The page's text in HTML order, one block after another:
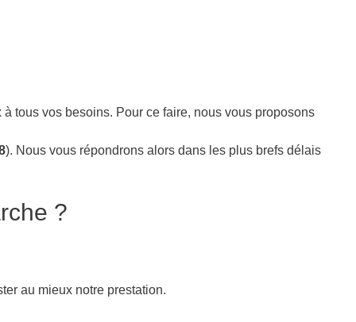
tous vos besoins. Pour ce faire, nous vous proposons
). Nous vous répondrons alors dans les plus brefs délais
?
au mieux notre prestation.